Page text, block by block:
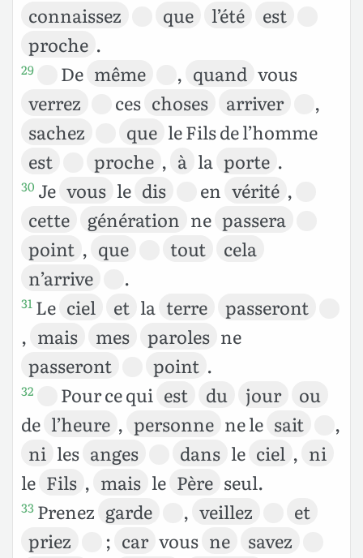
connaissez
que l’été
est
proche .
29 De même , quand vous
verrez
ces choses arriver
,
sachez
que le Fils de l’homme
est
proche , à la porte .
30 Je vous le dis en vérité ,
cette
génération ne passera
point , que tout
cela
n’arrive
.
31 Le ciel et la terre
passeront
, mais mes paroles ne
passeront
point .
32 Pour ce qui est du jour
ou
de l’heure , personne ne le sait
,
ni les anges dans le ciel , ni
le Fils , mais le Père seul.
33 Prenez garde , veillez
et
priez
; car vous ne
savez